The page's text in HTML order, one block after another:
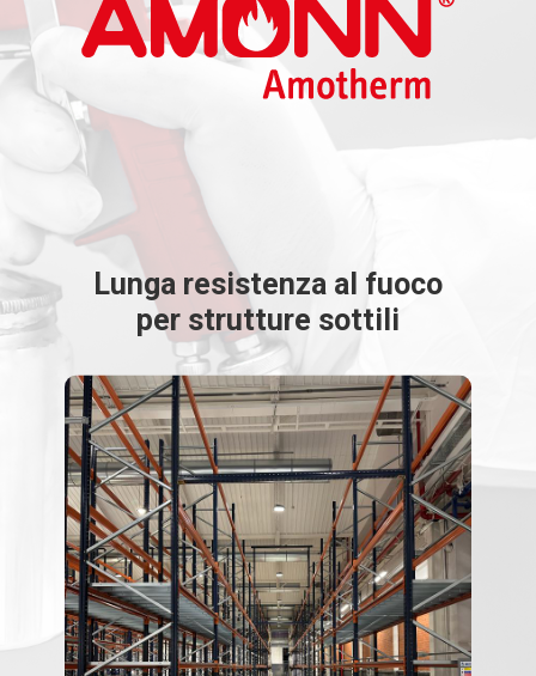
Lunga resistenza al fuoco
per strutture sottili